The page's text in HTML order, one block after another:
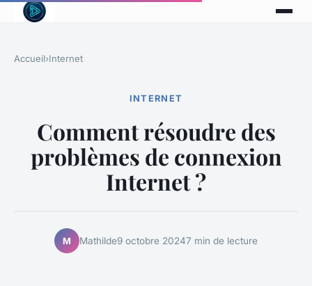
Accueil›Internet
INTERNET
Comment résoudre des
problèmes de connexion
Internet ?
M Mathilde9 octobre 20247 min de lecture